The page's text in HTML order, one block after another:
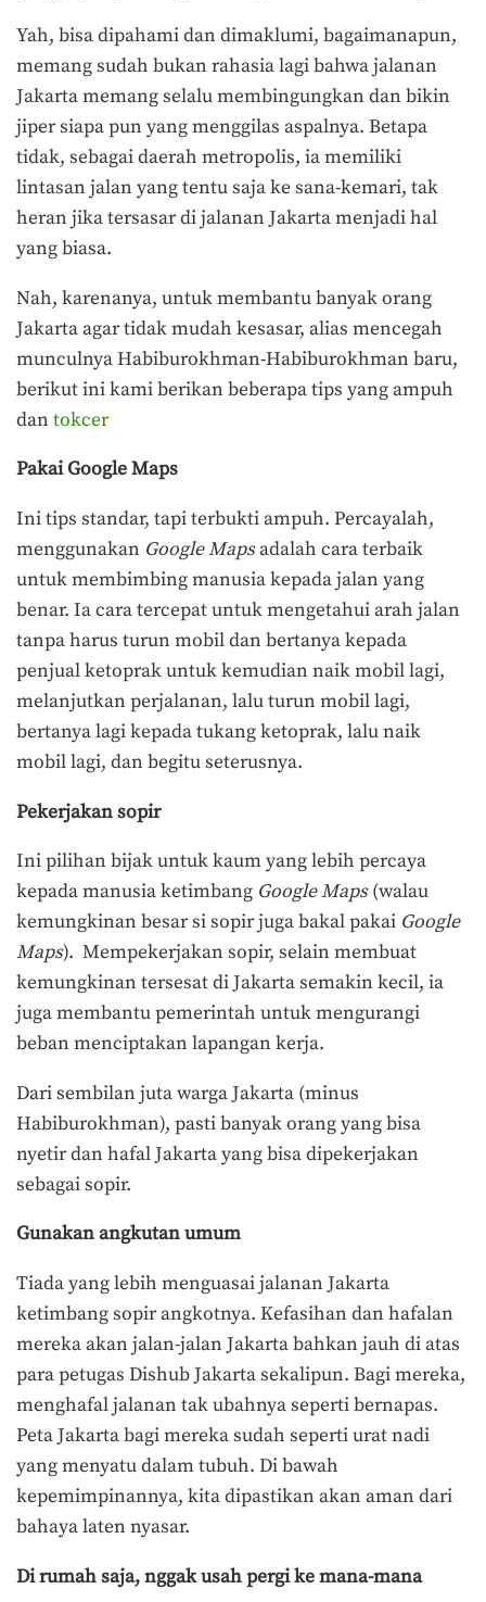
Yah, bisa dipahami dan dimaklumi, bagaimanapun,
memang sudah bukan rahasia lagi bahwa jalanan
Jakarta memang selalu membingungkan dan bikin
jiper siapa pun yang menggilas aspalnya. Betapa
tidak, sebagai daerah metropolis, ia memiliki
lintasan jalan yang tentu saja ke sana-kemari, tak
heran jika tersasar di jalanan Jakarta menjadi hal
yang biasa.
Nah, karenanya, untuk membantu banyak orang
Jakarta agar tidak mudah kesasar, alias mencegah
munculnya Habiburokhman-Habiburokhman baru,
berikut ini kami berikan beberapa tips yang ampuh
dan tokcer
Pakai Google Maps
Ini tips standar, tapi terbukti ampuh. Percayalah,
menggunakan Google Mapsadalah cara terbaik
untuk membimbing manusia kepada jalan yang
benar. Ia cara tercepat untuk mengetahui arah jalan
tanpa harus turun mobil dan bertanya kepada
penjual ketoprak untuk kemudian naik mobil lagi,
melanjutkan perjalanan, lalu turun mobil lagi,
bertanya lagi kepada tukang ketoprak, lalu naik
mobil lagi, dan begitu seterusnya.
Pekerjakan sopir
Ini pilihan bijak untuk kaum yang lebih percaya
kepada manusia ketimbang Google Maps(walau
kemungkinan besar si sopir juga bakal pakai Google
Maps). Mempekerjakan sopir, selain membuat
kemungkinan tersesat di Jakarta semakin kecil, ia
juga membantu pemerintah untuk mengurangi
beban menciptakan lapangan kerja.
Dari sembilan juta warga Jakarta (minus
Habiburokhman), pasti banyak orang yang bisa
nyetir dan hafal Jakarta yang bisa dipekerjakan
sebagai sopir.
Gunakan angkutan umum
Tiada yang lebih menguasai jalanan Jakarta
ketimbang sopir angkotnya. Kefasihan dan hafalan
mereka akan jalan-jalan Jakarta bahkan jauh di atas
para petugas Dishub Jakarta sekalipun. Bagi mereka,
menghafal jalanan tak ubahnya seperti bernapas.
Peta Jakarta bagi mereka sudah seperti urat nadi
yang menyatu dalam tubuh. Di bawah
kepemimpinannya, kita dipastikan akan aman dari
bahaya laten nyasar.
Di rumah saja, nggak usah pergi ke mana-mana